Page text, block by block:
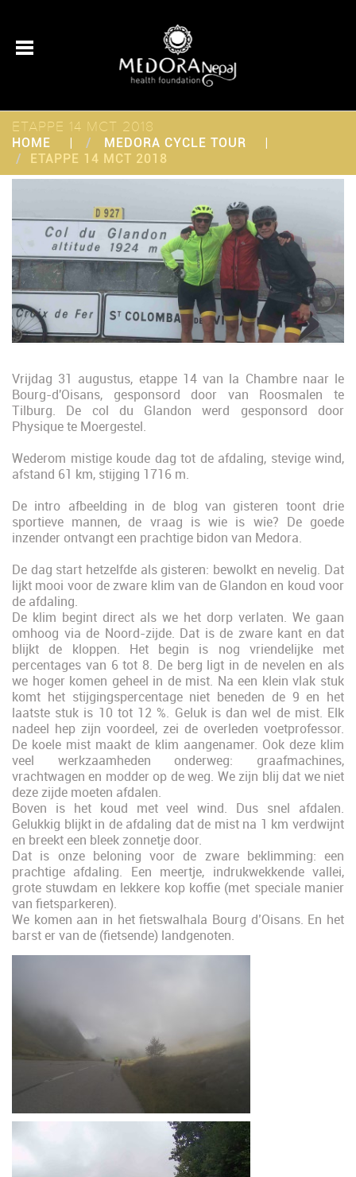
ETAPPE 14 MCT 2018
HOME
MEDORA CYCLE TOUR
ETAPPE 14 MCT 2018
Vrijdag 31 augustus, etappe 14 van la Chambre naar le
Bourg-d'Oisans, gesponsord door van Roosmalen te
Tilburg. De col du Glandon werd gesponsord door
Physique te Moergestel.
Wederom mistige koude dag tot de afdaling, stevige wind,
afstand 61 km, stijging 1716 m.
De intro afbeelding in de blog van gisteren toont drie
sportieve mannen, de vraag is wie is wie? De goede
inzender ontvangt een prachtige bidon van Medora.
De dag start hetzelfde als gisteren: bewolkt en nevelig. Dat
lijkt mooi voor de zware klim van de Glandon en koud voor
de afdaling.
De klim begint direct als we het dorp verlaten. We gaan
omhoog via de Noord-zijde. Dat is de zware kant en dat
blijkt de kloppen. Het begin is nog vriendelijke met
percentages van 6 tot 8. De berg ligt in de nevelen en als
we hoger komen geheel in de mist. Na een klein vlak stuk
komt het stijgingspercentage niet beneden de 9 en het
laatste stuk is 10 tot 12 %. Geluk is dan wel de mist. Elk
nadeel hep zijn voordeel, zei de overleden voetprofessor.
De koele mist maakt de klim aangenamer. Ook deze klim
veel werkzaamheden onderweg: graafmachines,
vrachtwagen en modder op de weg. We zijn blij dat we niet
deze zijde moeten afdalen.
Boven is het koud met veel wind. Dus snel afdalen.
Gelukkig blijkt in de afdaling dat de mist na 1 km verdwijnt
en breekt een bleek zonnetje door.
Dat is onze beloning voor de zware beklimming: een
prachtige afdaling. Een meertje, indrukwekkende vallei,
grote stuwdam en lekkere kop koffie (met speciale manier
van fietsparkeren).
We komen aan in het fietswalhala Bourg d’Oisans. En het
barst er van de (fietsende) landgenoten.